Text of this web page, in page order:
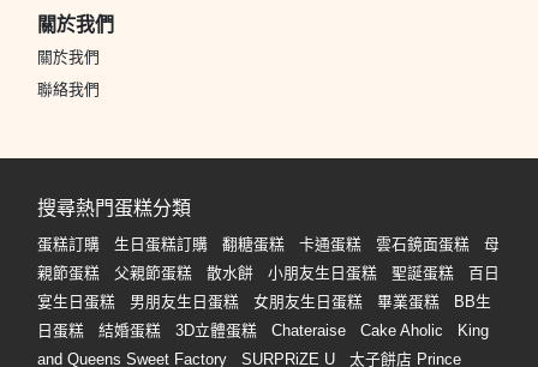
關於我們
關於我們
聯絡我們
搜尋熱門蛋糕分類
蛋糕訂購 生日蛋糕訂購 翻糖蛋糕 卡通蛋糕 雲石鏡面蛋糕
母
親節蛋糕
父親節蛋糕 散水餅 小朋友生日蛋糕 聖誕蛋糕
百日
宴生日蛋糕
男朋友生日蛋糕 女朋友生日蛋糕 畢業蛋糕
BB生
日蛋糕
結婚蛋糕 3D立體蛋糕 Chateraise Cake Aholic
King
and Queens Sweet Factory
SURPRiZE U
太子餅店 Prince